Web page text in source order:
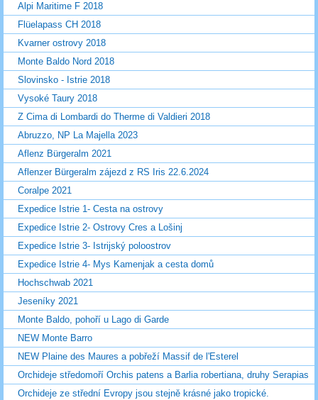
Alpi Maritime F 2018
Flüelapass CH 2018
Kvarner ostrovy 2018
Monte Baldo Nord 2018
Slovinsko - Istrie 2018
Vysoké Taury 2018
Z Cima di Lombardi do Therme di Valdieri 2018
Abruzzo, NP La Majella 2023
Aflenz Bürgeralm 2021
Aflenzer Bürgeralm zájezd z RS Iris 22.6.2024
Coralpe 2021
Expedice Istrie 1- Cesta na ostrovy
Expedice Istrie 2- Ostrovy Cres a Lošinj
Expedice Istrie 3- Istrijský poloostrov
Expedice Istrie 4- Mys Kamenjak a cesta domů
Hochschwab 2021
Jeseníky 2021
Monte Baldo, pohoří u Lago di Garde
NEW Monte Barro
NEW Plaine des Maures a pobřeží Massif de l'Esterel
Orchideje středomoří Orchis patens a Barlia robertiana, druhy Serapias
Orchideje ze střední Evropy jsou stejně krásné jako tropické.